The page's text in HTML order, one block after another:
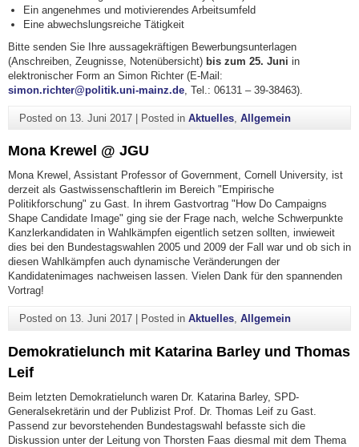
Ein angenehmes und motivierendes Arbeitsumfeld
Eine abwechslungsreiche Tätigkeit
Bitte senden Sie Ihre aussagekräftigen Bewerbungsunterlagen
(Anschreiben, Zeugnisse, Notenübersicht) bis zum 25. Juni in
elektronischer Form an Simon Richter (E-Mail:
simon.richter@politik.uni-mainz.de , Tel.: 06131 – 39-38463).
Posted on 13. Juni 2017| Posted in Aktuelles, Allgemein
Mona Krewel @ JGU
Mona Krewel, Assistant Professor of Government, Cornell University, ist
derzeit als Gastwissenschaftlerin im Bereich "Empirische
Politikforschung" zu Gast. In ihrem Gastvortrag "How Do Campaigns
Shape Candidate Image" ging sie der Frage nach, welche Schwerpunkte
Kanzlerkandidaten in Wahlkämpfen eigentlich setzen sollten, inwieweit
dies bei den Bundestagswahlen 2005 und 2009 der Fall war und ob sich in
diesen Wahlkämpfen auch dynamische Veränderungen der
Kandidatenimages nachweisen lassen. Vielen Dank für den spannenden
Vortrag!
Posted on 13. Juni 2017| Posted in Aktuelles, Allgemein
Demokratielunch mit Katarina Barley und Thomas
Leif
Beim letzten Demokratielunch waren Dr. Katarina Barley, SPD-
Generalsekretärin und der Publizist Prof. Dr. Thomas Leif zu Gast.
Passend zur bevorstehenden Bundestagswahl befasste sich die
Diskussion unter der Leitung von Thorsten Faas diesmal mit dem Thema